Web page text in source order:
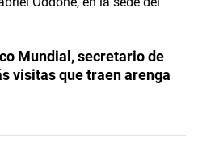
Mundial, secretario de
visitas que traen arenga